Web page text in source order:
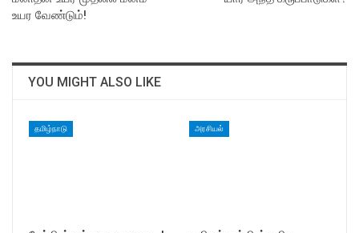
உயர வேண்டும்!
YOU MIGHT ALSO LIKE
தமிழ்நாடு அரசியல்